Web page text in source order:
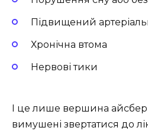
Підвищений
Хронічна втома
Нервові тики
І це лише вершина
вимушені звертатися до